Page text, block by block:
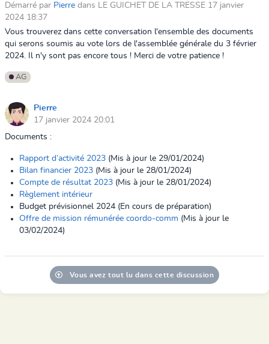
Démarré par Pierre dans LE GUICHET DE LA TRESSE 17 janvier
2024 18:37
Vous trouverez dans cette conversation l'ensemble des documents
qui serons soumis au vote lors de l'assemblée générale du 3 février
2024. Il n'y sont pas encore tous ! Merci de votre patience !
AG
Pierre
17 janvier 2024 20:01
Documents :
Rapport d’activité 2023 (Mis à jour le 29/01/2024)
Bilan financier 2023 (Mis à jour le 28/01/2024)
Compte de résultat 2023 (Mis à jour le 28/01/2024)
Règlement intérieur
Budget prévisionnel 2024 (En cours de préparation)
Offre de mission rémunérée coordo-comm (Mis à jour le
03/02/2024)
Vous avez tout lu dans cette discussion